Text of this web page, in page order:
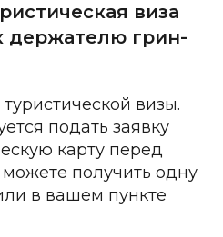
виза
держателю грин-
визы.
подать заявку
карту перед
получить одну
в вашем пункте